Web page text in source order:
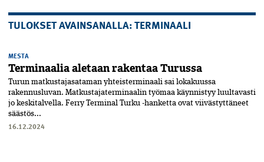
TULOKSET AVAINSANALLA: TERMINAALI
MESTA
Terminaalia aletaan rakentaa Turussa
Turun matkustajasataman yhteisterminaali sai lokakuussa
rakennusluvan. Matkustajaterminaalin työmaa käynnistyy luultavasti
jo keskitalvella. Ferry Terminal Turku -hanketta ovat viivästyttäneet
säästös...
16.12.2024